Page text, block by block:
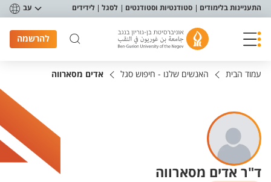
תפריט נגישות
התעניינות בלימודים סטודנטיות וסטודנטים לסגל לידידים עב
להרשמה
עמוד הבית האנשים שלנו - חיפוש סגל אדים מסארווה
ד"ר אדים מסארווה